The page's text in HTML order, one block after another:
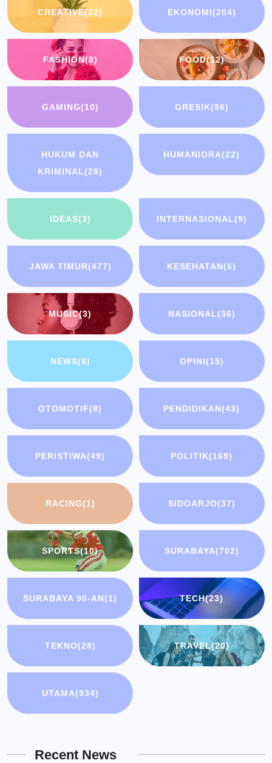
CREATIVE(22) EKONOMI(204)
FASHION(8) FOOD(12)
GAMING(10) GRESIK(96)
HUKUM DAN
KRIMINAL(28)
HUMANIORA(22)
IDEAS(3) INTERNASIONAL(9)
JAWA TIMUR(477) KESEHATAN(6)
MUSIC(3) NASIONAL(36)
NEWS(8) OPINI(15)
OTOMOTIF(8) PENDIDIKAN(43)
PERISTIWA(49) POLITIK(169)
RACING(1) SIDOARJO(37)
SPORTS(10) SURABAYA(702)
SURABAYA 90-AN(1) TECH(23)
TEKNO(28) TRAVEL(20)
UTAMA(934)
Recent News